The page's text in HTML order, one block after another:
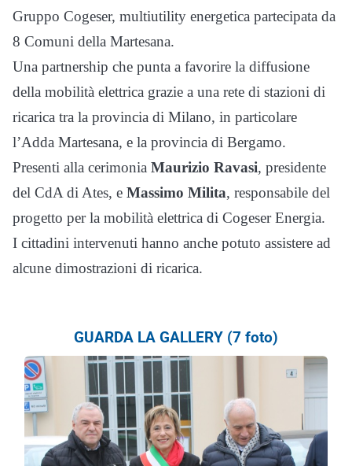
Gruppo Cogeser, multiutility energetica partecipata da
8 Comuni della Martesana.
Una partnership che punta a favorire la diffusione
della mobilità elettrica grazie a una rete di stazioni di
ricarica tra la provincia di Milano, in particolare
l’Adda Martesana, e la provincia di Bergamo.
Presenti alla cerimonia Maurizio Ravasi, presidente
del CdA di Ates, e Massimo Milita, responsabile del
progetto per la mobilità elettrica di Cogeser Energia.
I cittadini intervenuti hanno anche potuto assistere ad
alcune dimostrazioni di ricarica.
GUARDA LA GALLERY (7 foto)